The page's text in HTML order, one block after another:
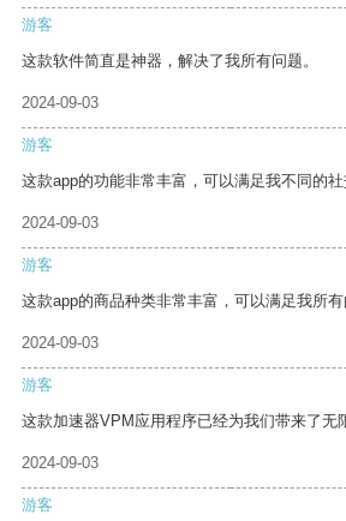
游客
这款软件简直是神器，解决了我所有问题。
2024-09-03
游客
这款app的功能非常丰富，可以满足我不同的社
2024-09-03
游客
这款app的商品种类非常丰富，可以满足我所有
2024-09-03
游客
这款加速器VPM应用程序已经为我们带来了无
2024-09-03
游客